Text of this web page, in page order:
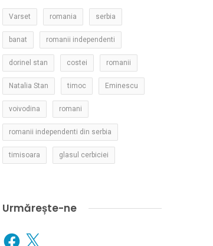
Varset romania serbia
banat romanii independenti
dorinel stan costei romanii
Natalia Stan timoc Eminescu
voivodina romani
romanii independenti din serbia
timisoara glasul cerbiciei
Urmărește-ne
Facebook
X